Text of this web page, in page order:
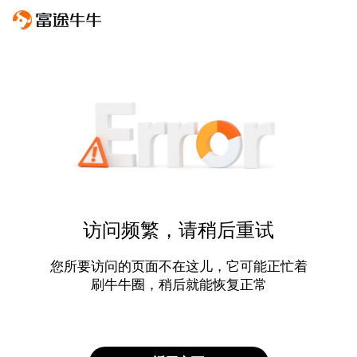
访问频繁，请稍后重试
您所要访问的页面不在这儿，它可能正忙着
刷牛牛圈，稍后就能恢复正常